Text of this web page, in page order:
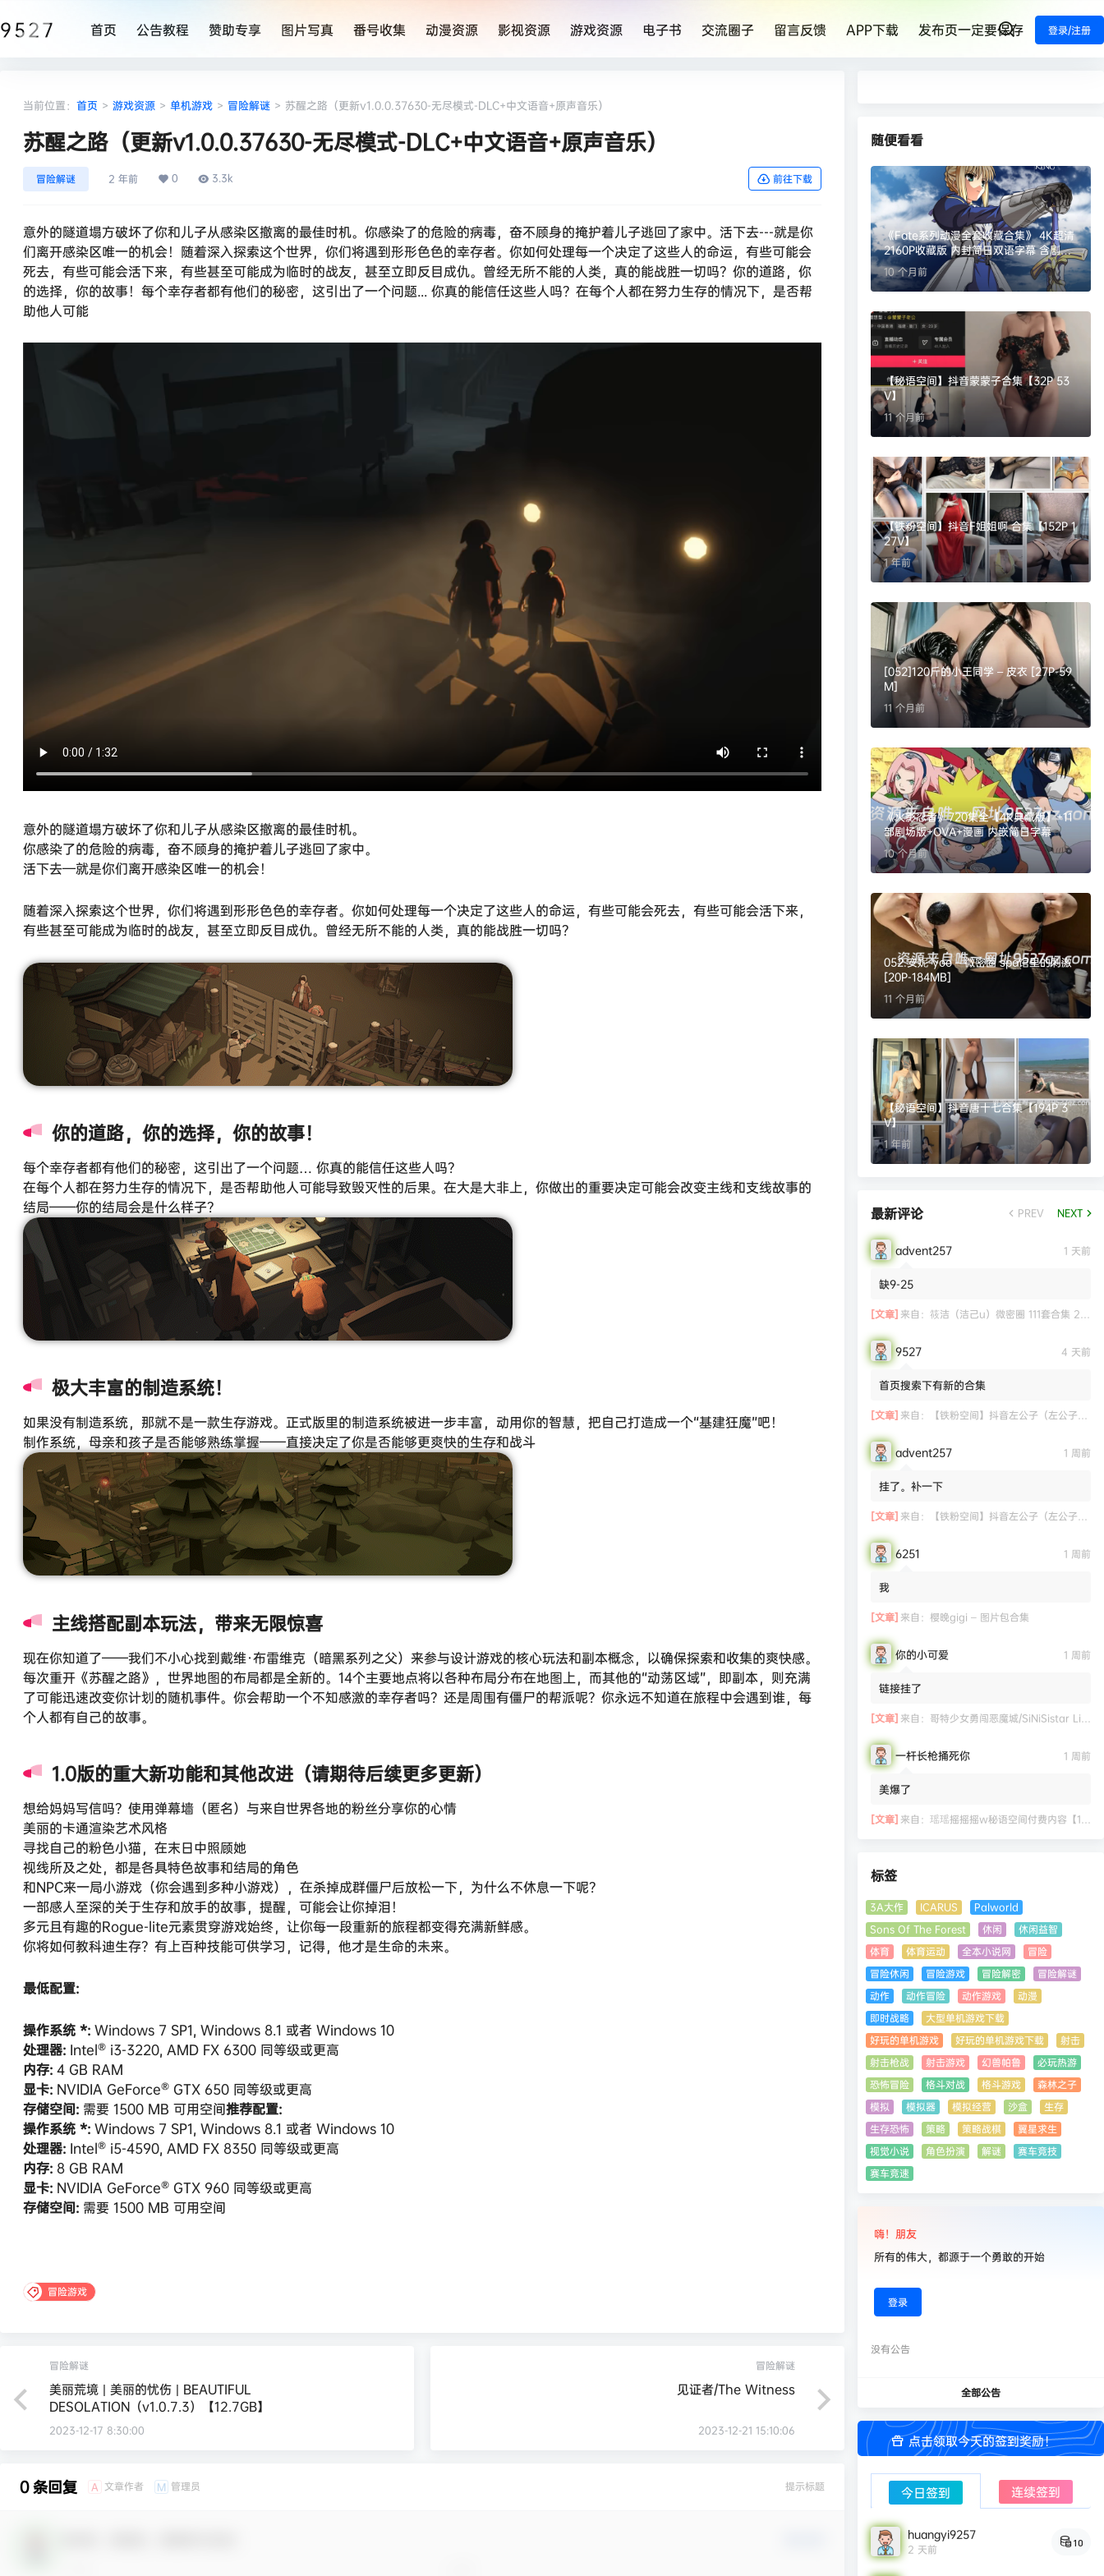
9527 登录/注册
首页 公告教程 赞助专享 图片写真 番号收集 动漫资源 影视资源 游戏资源 电子书 交流圈子 留言反馈 APP下载 发布页一定要保存
当前位置： 首页 > 游戏资源 > 单机游戏 > 冒险解谜 > 苏醒之路（更新v1.0.0.37630-无尽模式-DLC+中文语音+原声音乐）
苏醒之路（更新v1.0.0.37630-无尽模式-DLC+中文语音+原声音乐）
冒险解谜 2 年前 0 3.3k 前往下载
意外的隧道塌方破坏了你和儿子从感染区撤离的最佳时机。你感染了的危险的病毒，奋不顾身的掩护着儿子逃回了家中。活下去---就是你
们离开感染区唯一的机会！随着深入探索这个世界，你们将遇到形形色色的幸存者。你如何处理每一个决定了这些人的命运，有些可能会
死去，有些可能会活下来，有些甚至可能成为临时的战友，甚至立即反目成仇。曾经无所不能的人类，真的能战胜一切吗？你的道路，你
的选择，你的故事！每个幸存者都有他们的秘密，这引出了一个问题... 你真的能信任这些人吗？在每个人都在努力生存的情况下，是否帮
助他人可能
意外的隧道塌方破坏了你和儿子从感染区撤离的最佳时机。
你感染了的危险的病毒，奋不顾身的掩护着儿子逃回了家中。
活下去—就是你们离开感染区唯一的机会！
随着深入探索这个世界，你们将遇到形形色色的幸存者。你如何处理每一个决定了这些人的命运，有些可能会死去，有些可能会活下来，
有些甚至可能成为临时的战友，甚至立即反目成仇。曾经无所不能的人类，真的能战胜一切吗？
你的道路，你的选择，你的故事！
每个幸存者都有他们的秘密，这引出了一个问题… 你真的能信任这些人吗？
在每个人都在努力生存的情况下，是否帮助他人可能导致毁灭性的后果。在大是大非上，你做出的重要决定可能会改变主线和支线故事的
结局——你的结局会是什么样子？
极大丰富的制造系统！
如果没有制造系统，那就不是一款生存游戏。正式版里的制造系统被进一步丰富，动用你的智慧，把自己打造成一个“基建狂魔”吧！
制作系统，母亲和孩子是否能够熟练掌握——直接决定了你是否能够更爽快的生存和战斗
主线搭配副本玩法，带来无限惊喜
现在你知道了——我们不小心找到戴维·布雷维克（暗黑系列之父）来参与设计游戏的核心玩法和副本概念，以确保探索和收集的爽快感。
每次重开《苏醒之路》，世界地图的布局都是全新的。14个主要地点将以各种布局分布在地图上，而其他的“动荡区域”，即副本，则充满
了可能迅速改变你计划的随机事件。你会帮助一个不知感激的幸存者吗？还是周围有僵尸的帮派呢？你永远不知道在旅程中会遇到谁，每
个人都有自己的故事。
1.0版的重大新功能和其他改进（请期待后续更多更新）
想给妈妈写信吗？使用弹幕墙（匿名）与来自世界各地的粉丝分享你的心情
美丽的卡通渲染艺术风格
寻找自己的粉色小猫，在末日中照顾她
视线所及之处，都是各具特色故事和结局的角色
和NPC来一局小游戏（你会遇到多种小游戏），在杀掉成群僵尸后放松一下，为什么不休息一下呢？
一部感人至深的关于生存和放手的故事，提醒，可能会让你掉泪！
多元且有趣的Rogue-lite元素贯穿游戏始终，让你每一段重新的旅程都变得充满新鲜感。
你将如何教科迪生存？有上百种技能可供学习，记得，他才是生命的未来。
最低配置:
操作系统 *: Windows 7 SP1, Windows 8.1 或者 Windows 10
处理器: Intel® i3-3220, AMD FX 6300 同等级或更高
内存: 4 GB RAM
显卡: NVIDIA GeForce® GTX 650 同等级或更高
存储空间: 需要 1500 MB 可用空间推荐配置:
操作系统 *: Windows 7 SP1, Windows 8.1 或者 Windows 10
处理器: Intel® i5-4590, AMD FX 8350 同等级或更高
内存: 8 GB RAM
显卡: NVIDIA GeForce® GTX 960 同等级或更高
存储空间: 需要 1500 MB 可用空间
冒险游戏
冒险解谜
美丽荒境 | 美丽的忧伤 | BEAUTIFUL
DESOLATION（v1.0.7.3）【12.7GB】
2023-12-17 8:30:00
冒险解谜
见证者/The Witness
2023-12-21 15:10:06
0 条回复 A 文章作者 M 管理员 提示标题
随便看看
《Fate系列动漫全套收藏合集》 4K超清
2160P收藏版 内封简日双语字幕 含剧场
版OVA等短片 【553.4G】
10 个月前
【秘语空间】抖音蒙蒙子合集【32P 53
V】
11 个月前
【铁粉空间】抖音F姐姐啊 合集【152P 1
27V】
1 年前
[052]120斤的小王同学 – 皮衣 [27P-59
M]
11 个月前
《火影忍者》720集全【4K典藏版】+11
部剧场版+OVA+漫画 内嵌简日字幕
10 个月前
052.安妮-yoo – 微密圈 spa馆里的刺激
[20P-184MB]
11 个月前
【秘语空间】抖音唐十七合集【194P 3
V】
1 年前
最新评论 PREV NEXT
advent257 1 天前
缺9-25
[文章] 来自： 筱洁（洁己u）微密圈 111套合集 20.3G
9527 4 天前
首页搜索下有新的合集
[文章] 来自： 【铁粉空间】抖音左公子（左公子666）合集【2063P 181V】
advent257 1 周前
挂了。补一下
[文章] 来自： 【铁粉空间】抖音左公子（左公子666）合集【2063P 181V】
6251 1 周前
我
[文章] 来自： 樱晚gigi – 图片包合集
你的小可爱 1 周前
链接挂了
[文章] 来自： 哥特少女勇闯恶魔城/SiNiSistar Lite Version（Build.7793201+DLC+通关档）
一杆长枪捅死你 1 周前
美爆了
[文章] 来自： 瑶瑶摇摇摇w秘语空间付费内容【11.06】
标签
3A大作 ICARUS
Palworld
Sons Of The Forest
休闲
休闲益智
体育
体育运动 全本小说网
冒险
冒险休闲
冒险游戏 冒险解密
冒险解谜
动作
动作冒险 动作游戏
动漫
即时战略
大型单机游戏下载
好玩的单机游戏
好玩的单机游戏下载
射击
射击枪战
射击游戏 幻兽帕鲁
必玩热游
恐怖冒险
格斗对战 格斗游戏
森林之子
模拟
模拟器 模拟经营 沙盒
生存
生存恐怖
策略 策略战棋
翼星求生
视觉小说
角色扮演 解谜
赛车竞技
赛车竞速
嗨！朋友
所有的伟大，都源于一个勇敢的开始
登录
没有公告
全部公告
点击领取今天的签到奖励！
今日签到 连续签到
huangyi9257
2 天前 10